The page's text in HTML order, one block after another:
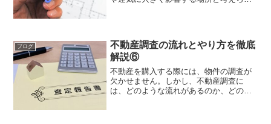
風水における住宅の寝室と...
ブログ
不動産調査の流れとやり方を徹底
解説⑥
不動産を購入する際には、物件の調査が
欠かせません。しかし、不動産調査に
は、どのような流れがあるのか、どのよ